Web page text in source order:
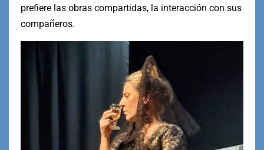
prefiere las obras compartidas, la interacción con sus
compañeros.